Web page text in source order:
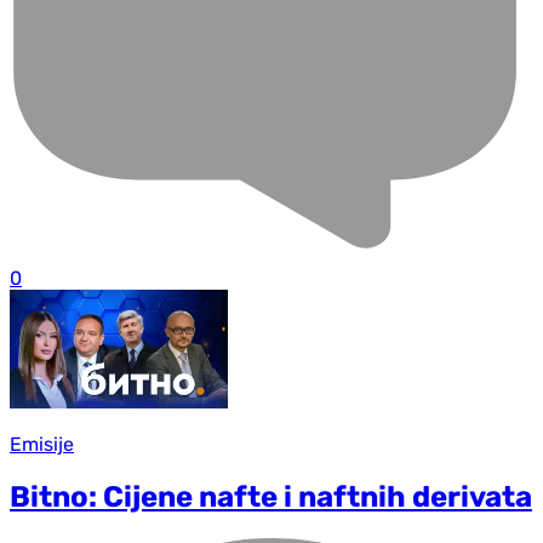
0
Emisije
Bitno: Cijene nafte i naftnih derivata